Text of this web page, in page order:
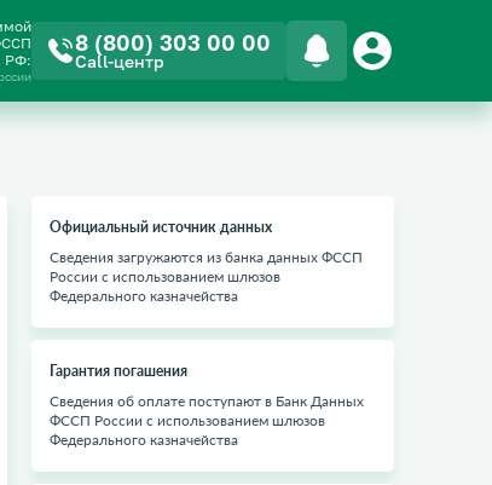
РФ:
8 (800) 303 00 00
Call-центр
Официальный источник данных
Сведения загружаются из банка данных ФССП
России с использованием шлюзов
Федерального казначейства
Гарантия погашения
Сведения об оплате поступают в Банк Данных
ФССП России с использованием шлюзов
Федерального казначейства